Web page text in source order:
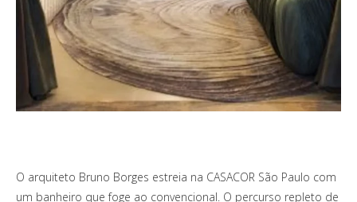
O arquiteto Bruno Borges estreia na CASACOR São Paulo com
um banheiro que foge ao convencional. O percurso repleto de